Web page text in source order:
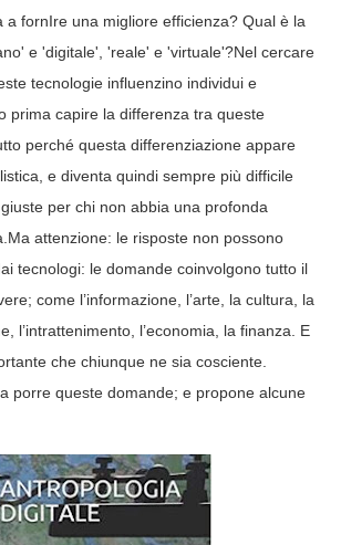
a fornIre una migliore efficienza? Qual è la
e 'digitale', 'reale' e 'virtuale'?Nel cercare
tecnologie influenzino individui e
prima capire la differenza tra queste
perché questa differenziazione appare
e diventa quindi sempre più difficile
per chi non abbia una profonda
attenzione: le risposte non possono
tecnologi: le domande coinvolgono tutto il
come l’informazione, l’arte, la cultura, la
l’intrattenimento, l’economia, la finanza. E
che chiunque ne sia cosciente.
porre queste domande; e propone alcune